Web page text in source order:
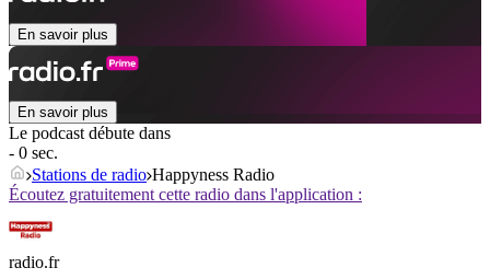
En savoir plus
En savoir plus
Le podcast débute dans
- 0 sec.
Stations de radio Happyness Radio
Écoutez gratuitement cette radio dans l'application :
radio.fr